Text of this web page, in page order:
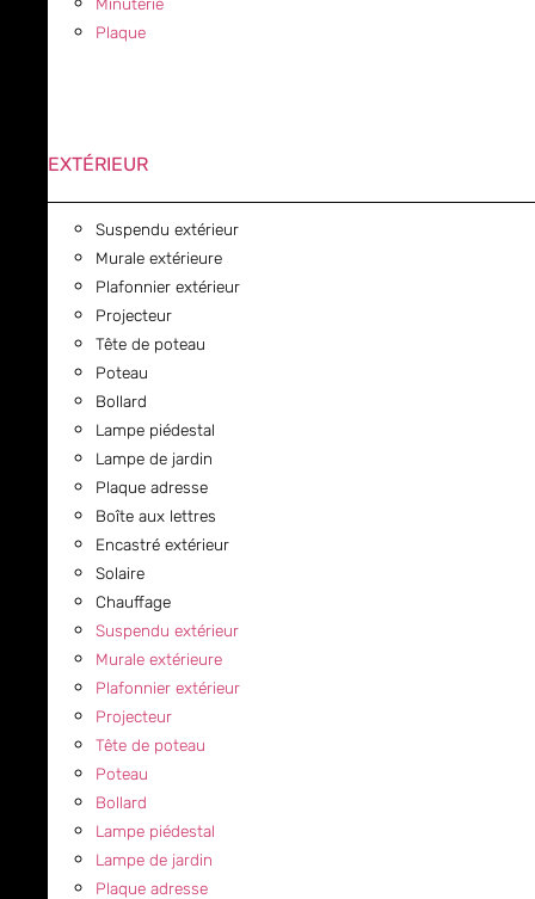
Plaque
EXTÉRIEUR
Suspendu extérieur
Murale extérieure
Plafonnier extérieur
Projecteur
Tête de poteau
Poteau
Bollard
Lampe piédestal
Lampe de jardin
Plaque adresse
Boîte aux lettres
Encastré extérieur
Solaire
Chauffage
Suspendu extérieur
Murale extérieure
Plafonnier extérieur
Projecteur
Tête de poteau
Poteau
Bollard
Lampe piédestal
Lampe de jardin
Plaque adresse